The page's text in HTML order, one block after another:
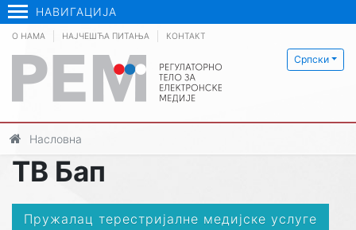
НАВИГАЦИЈА
Српски
О НАМА НАЈЧЕШЋА ПИТАЊА КОНТАКТ
Насловна
ТВ Бап
Пружалац терестријалне медијске услуге